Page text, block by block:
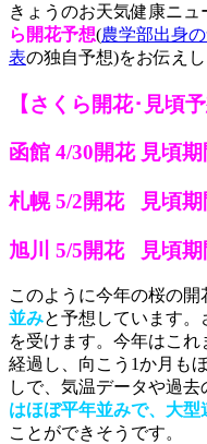
きょうのお天気健康ニュ
ら開花予想(農学部出身
表の独自予想)をお伝えし
【さくら開花･見頃予
函館 4/30開花 見頃期
札幌 5/2開花 見頃期
旭川 5/5開花 見頃期
このように今年の桜の
並みと予想しています
を受けます。今年はこ
経過し、向こう1か月も
しで、気温データや過去
はほぼ平年並みで、大
ことができそうです。